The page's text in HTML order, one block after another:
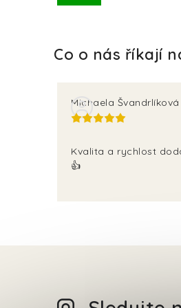
Michaela Švandrlíková
Kvalita a rychlost
👍